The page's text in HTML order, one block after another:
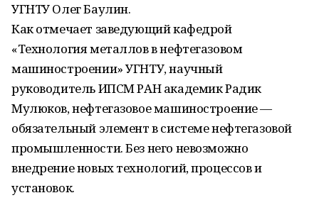
УГНТУ Олег Баулин.
Как отмечает заведующий кафедрой
«Технология металлов в нефтегазовом
машиностроении» УГНТУ, научный
руководитель ИПСМ РАН академик Радик
Мулюков, нефтегазовое машиностроение —
обязательный элемент в системе нефтегазовой
промышленности. Без него невозможно
внедрение новых технологий, процессов и
установок.